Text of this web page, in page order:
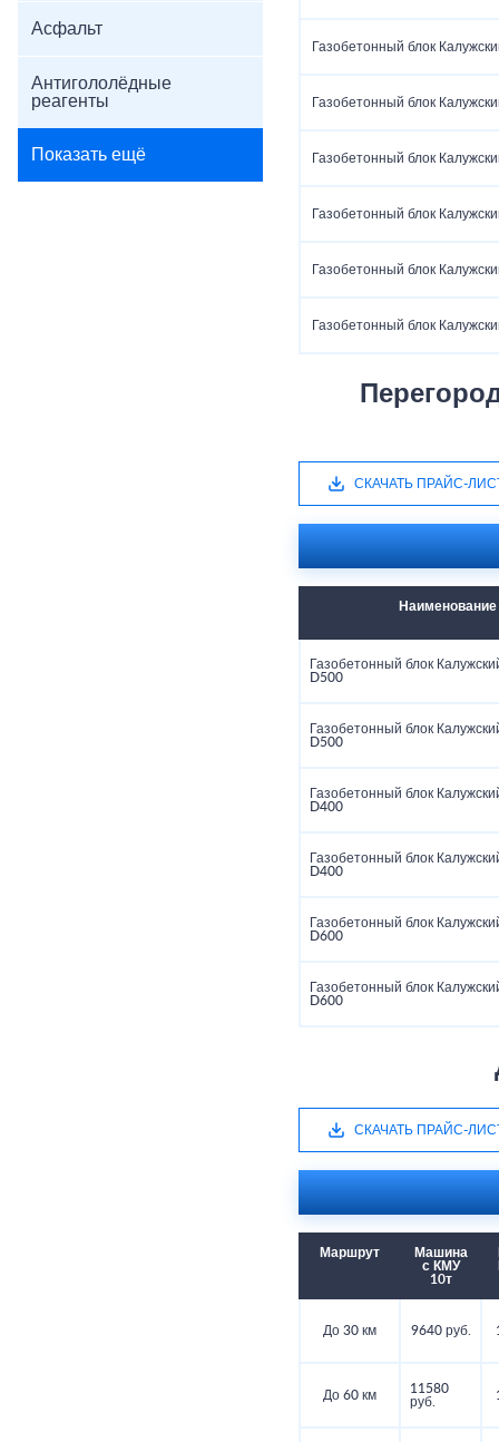
Асфальт
Антигололёдные
реагенты
Показать ещё
Газобетонный блок
Газобетонный блок
Газобетонный блок
Газобетонный блок
Газобетонный блок
Газобетонный блок
СКАЧАТЬ ПРАЙС-
Наименование
Газобетонный блок
D500
Газобетонный блок
D500
Газобетонный блок
D400
Газобетонный блок
D400
Газобетонный блок
D600
Газобетонный блок
D600
СКАЧАТЬ ПРАЙС-
Маршрут
Машина
с КМУ
10т
До 30 км 9640 руб.
До 60 км
11580
руб.